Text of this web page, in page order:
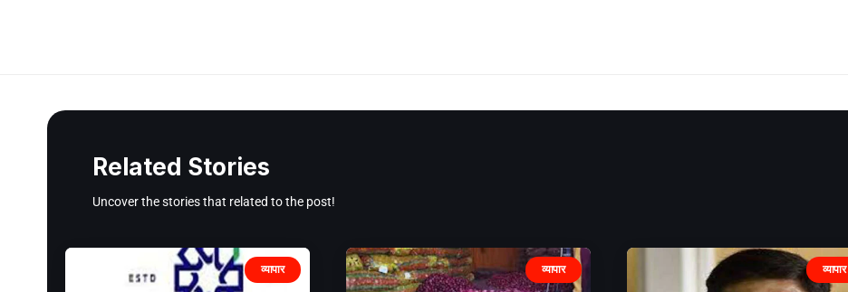
Related Stories
Uncover the stories that related to the post!
व्यापार व्यापार व्यापार